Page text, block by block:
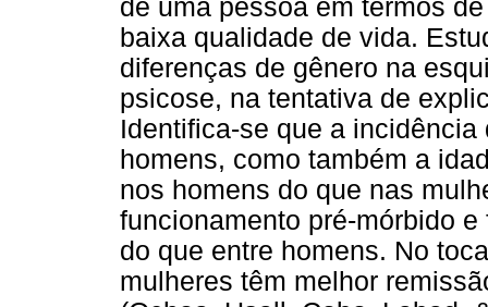
de uma pessoa em termos
baixa qualidade de vida.
diferenças de gênero na
psicose, na tentativa de
Identifica-se que a
homens, como também a
nos homens do que nas
funcionamento pré-mórbido
do que entre homens. No
mulheres têm melhor